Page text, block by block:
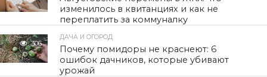
изменилось в квитанциях и как не
переплатить за коммуналку
306
ДАЧА И ОГОРОД
Почему помидоры не краснеют: 6
ошибок дачников, которые убивают
урожай